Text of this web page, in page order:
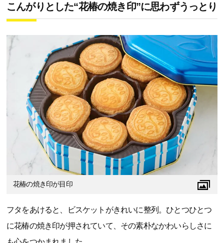
こんがりとした“花椿の焼き印”に思わずうっとり
花椿の焼き印が目印
フタをあけると、ビスケットがきれいに整列。ひとつひとつ
に花椿の焼き印が押されていて、その素朴なかわいらしさに